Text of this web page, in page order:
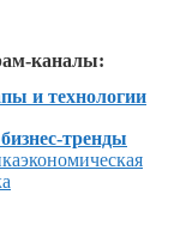
каналы:
и технологии
тренды
экономическая